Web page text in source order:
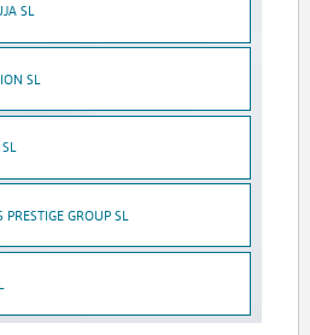
SL
SL
GROUP SL